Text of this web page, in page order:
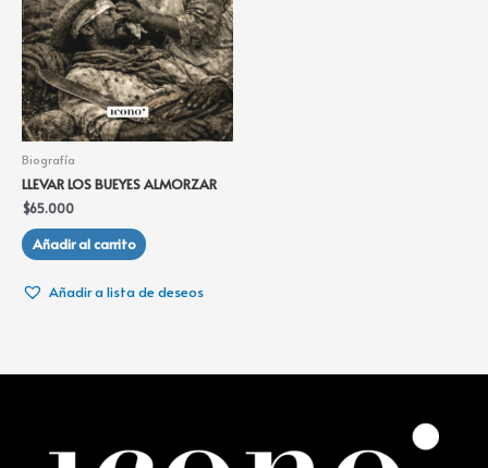
Biografía
LLEVAR LOS BUEYES ALMORZAR
$65.000
Añadir al carrito
Añadir a lista de deseos